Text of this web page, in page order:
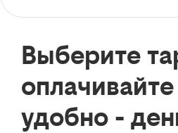
Выберите
удобно -